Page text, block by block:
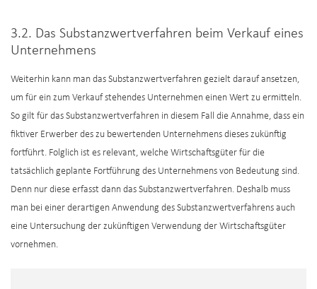
3.2. Das Substanzwertverfahren beim Verkauf eines
Unternehmens
Weiterhin kann man das Substanzwertverfahren gezielt darauf ansetzen,
um für ein zum Verkauf stehendes Unternehmen einen Wert zu ermitteln.
So gilt für das Substanzwertverfahren in diesem Fall die Annahme, dass ein
fiktiver Erwerber des zu bewertenden Unternehmens dieses zukünftig
fortführt. Folglich ist es relevant, welche Wirtschaftsgüter für die
tatsächlich geplante Fortführung des Unternehmens von Bedeutung sind.
Denn nur diese erfasst dann das Substanzwertverfahren. Deshalb muss
man bei einer derartigen Anwendung des Substanzwertverfahrens auch
eine Untersuchung der zukünftigen Verwendung der Wirtschaftsgüter
vornehmen.